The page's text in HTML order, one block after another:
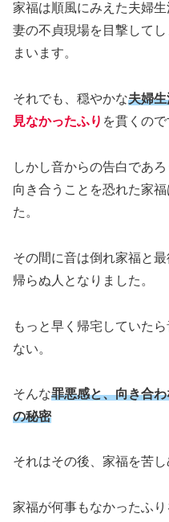
家福は順風にみえた夫婦生
妻の不貞現場を目撃して
まいます。
それでも、穏やかな夫婦
見なかったふり を貫くので
しかし音からの告白であ
向き合うことを恐れた家
た。
その間に音は倒れ家福と
帰らぬ人となりました。
もっと早く帰宅していた
ない。
そんな罪悪感と、向き合
の秘密
それはその後、家福を苦し
家福が何事もなかったふ